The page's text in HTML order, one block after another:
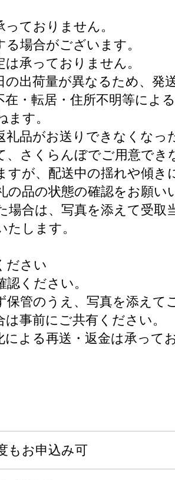
っておりません。
る場合がございます。
は承っておりません。
の出荷量が異なるため、発
在・転居・住所不明等に
す。
礼品がお送りできなくなっ
、さくらんぼでご用意でき
すが、配送中の揺れや傾
の品の状態の確認をお願い
場合は、写真を添えて受
します。
ださい
ください。
保管のうえ、写真を添えて
事前にご共有ください。
による再送・返金は承って
もお申込み可